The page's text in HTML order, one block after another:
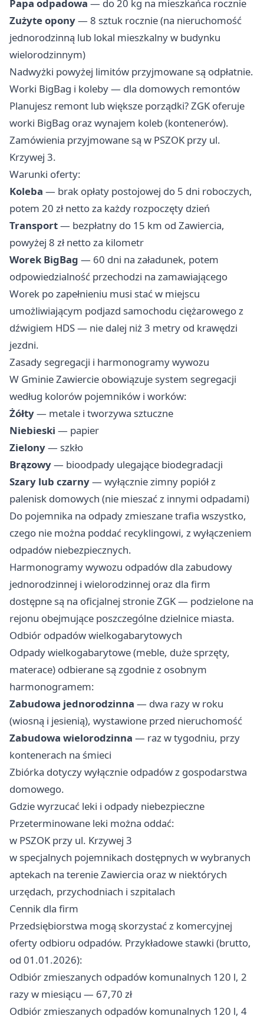
Papa odpadowa — do 20 kg na mieszkańca rocznie
Zużyte opony— 8 sztuk rocznie (na nieruchomość
jednorodzinną lub lokal mieszkalny w budynku
wielorodzinnym)
Nadwyżki powyżej limitów przyjmowane są odpłatnie.
Worki BigBag i koleby — dla domowych remontów
Planujesz remont lub większe porządki? ZGK oferuje
worki BigBag oraz wynajem koleb (kontenerów).
Zamówienia przyjmowane są w PSZOK przy ul.
Krzywej 3.
Warunki oferty:
Koleba — brak opłaty postojowej do 5 dni roboczych,
potem 20 zł netto za każdy rozpoczęty dzień
Transport— bezpłatny do 15 km od Zawiercia,
powyżej 8 zł netto za kilometr
Worek BigBag — 60 dni na załadunek, potem
odpowiedzialność przechodzi na zamawiającego
Worek po zapełnieniu musi stać w miejscu
umożliwiającym podjazd samochodu ciężarowego z
dźwigiem HDS — nie dalej niż 3 metry od krawędzi
jezdni.
Zasady segregacji i harmonogramy wywozu
W Gminie Zawiercie obowiązuje system segregacji
według kolorów pojemników i worków:
Żółty— metale i tworzywa sztuczne
Niebieski — papier
Zielony— szkło
Brązowy— bioodpady ulegające biodegradacji
Szary lub czarny— wyłącznie zimny popiół z
palenisk domowych (nie mieszać z innymi odpadami)
Do pojemnika na odpady zmieszane trafia wszystko,
czego nie można poddać recyklingowi, z wyłączeniem
odpadów niebezpiecznych.
Harmonogramy wywozu odpadów dla zabudowy
jednorodzinnej i wielorodzinnej oraz dla firm
dostępne są na oficjalnej stronie ZGK — podzielone na
rejonu obejmujące poszczególne dzielnice miasta.
Odbiór odpadów wielkogabarytowych
Odpady wielkogabarytowe (meble, duże sprzęty,
materace) odbierane są zgodnie z osobnym
harmonogramem:
Zabudowa jednorodzinna — dwa razy w roku
(wiosną i jesienią), wystawione przed nieruchomość
Zabudowa wielorodzinna — raz w tygodniu, przy
kontenerach na śmieci
Zbiórka dotyczy wyłącznie odpadów z gospodarstwa
domowego.
Gdzie wyrzucać leki i odpady niebezpieczne
Przeterminowane leki można oddać:
w PSZOK przy ul. Krzywej 3
w specjalnych pojemnikach dostępnych w wybranych
aptekach na terenie Zawiercia oraz w niektórych
urzędach, przychodniach i szpitalach
Cennik dla firm
Przedsiębiorstwa mogą skorzystać z komercyjnej
oferty odbioru odpadów. Przykładowe stawki (brutto,
od 01.01.2026):
Odbiór zmieszanych odpadów komunalnych 120 l, 2
razy w miesiącu — 67,70 zł
Odbiór zmieszanych odpadów komunalnych 120 l, 4